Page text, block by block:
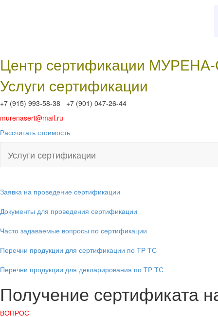
Центр сертификации
Услуги сертификации
+7 (915) 993-58-38 +7 (901) 047-26-44
murenasert@mail.ru
Рассчитать стоимость
Услуги сертификации
Заявка на проведение сертификации
Документы для проведения сертификации
Часто задаваемые вопросы по сертификации
Перечни продукции для сертификации по ТР ТС
Перечни продукции для декларирования по ТР ТС
Получение сертификата
ВОПРОС